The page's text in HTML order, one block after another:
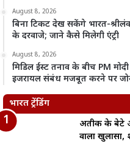
August 8, 2026
बिना टिकट देख सकेंगे भारत-
के दरवाजे; जाने कैसे मिलेगी एंट्री
August 8, 2026
मिडिल ईस्ट तनाव के बीच PM
इजरायल संबंध मजबूत करने पर
भारत ट्रेंडिंग
अतीक के बेटे
वाला खुलासा,